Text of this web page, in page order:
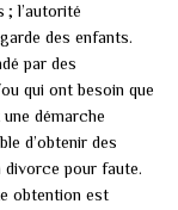
; l’autorité
des enfants.
par des
qui ont besoin que
démarche
d’obtenir des
divorce pour faute.
obtention est